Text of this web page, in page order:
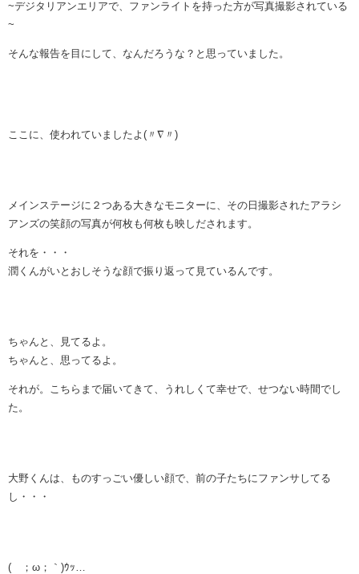
~デジタリアンエリアで、ファンライトを持った方が写真撮影されている
~
そんな報告を目にして、なんだろうな？と思っていました。
ここに、使われていましたよ(〃∇〃)
メインステージに２つある大きなモニターに、その日撮影されたアラシ
アンズの笑顔の写真が何枚も何枚も映しだされます。
それを・・・
潤くんがいとおしそうな顔で振り返って見ているんです。
ちゃんと、見てるよ。
ちゃんと、思ってるよ。
それが。こちらまで届いてきて、うれしくて幸せで、せつない時間でし
た。
大野くんは、ものすっごい優しい顔で、前の子たちにファンサしてる
し・・・
(´；ω；｀)ｳｯ…